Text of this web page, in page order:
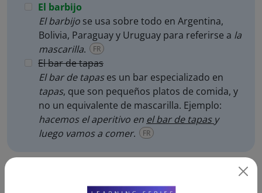
El barbijo
El barbijo se usa sobre todo en Argentina,
Bolivia, Paraguay y Uruguay para referirse a la
mascarilla. FR
El bar de tapas
El bar de tapases un bar especializado en
tapas, que son pequeños platos de comida, y
no un equivalente de mascarilla. Ejemplo:
hacemos el aperitivo en el bar de tapas y
luego vamos a comer. FR